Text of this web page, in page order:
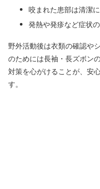
咬まれた患部は清潔
発熱や発疹など症状
野外活動後は衣類の確認や
のためには長袖・長ズボン
対策を心がけることが、安
す。